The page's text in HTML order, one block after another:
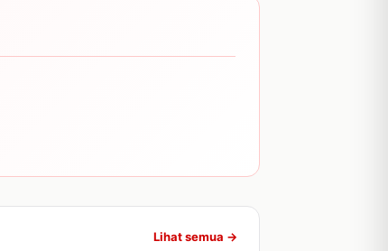
Lihat semua →